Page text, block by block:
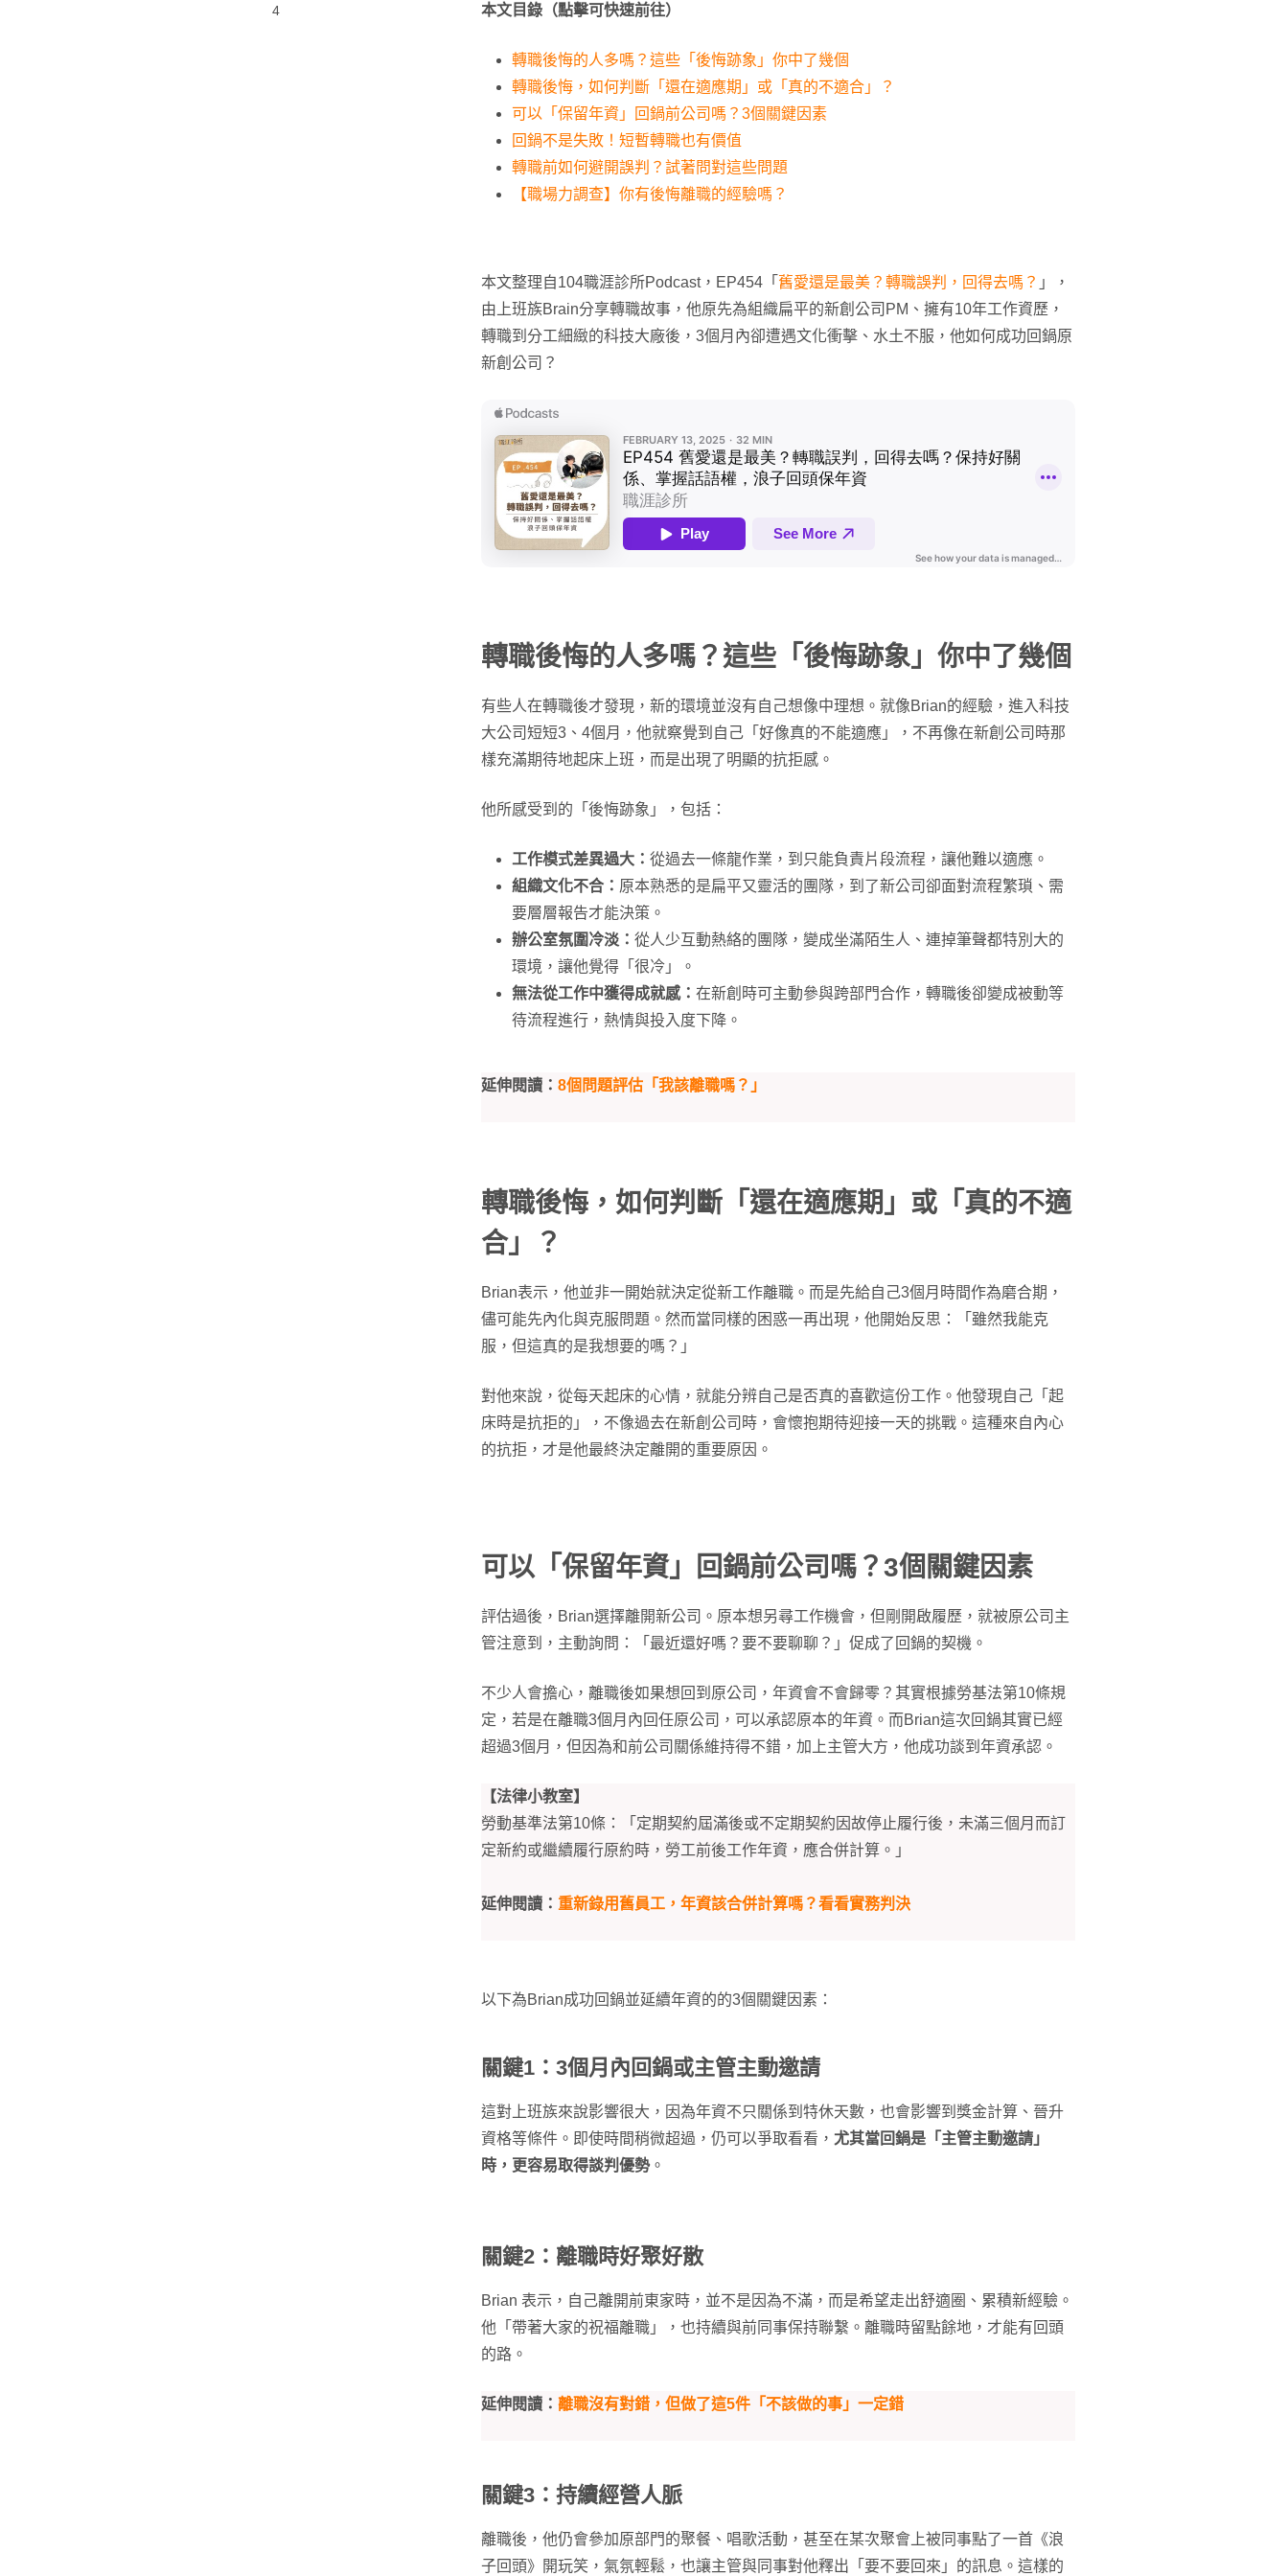
4 本文目錄（點擊可快速前往）
轉職後悔的人多嗎？這些「後悔跡象」你中了幾個
轉職後悔，如何判斷「還在適應期」或「真的不適合」？
可以「保留年資」回鍋前公司嗎？3個關鍵因素
回鍋不是失敗！短暫轉職也有價值
轉職前如何避開誤判？試著問對這些問題
【職場力調查】你有後悔離職的經驗嗎？
本文整理自104職涯診所Podcast，EP454「 舊愛還是最美？轉職誤判，回得去嗎？ 」，
由上班族Brain分享轉職故事，他原先為組織扁平的新創公司PM、擁有10年工作資歷，
轉職到分工細緻的科技大廠後，3個月內卻遭遇文化衝擊、水土不服，他如何成功回鍋原
新創公司？
轉職後悔的人多嗎？這些「後悔跡象」你中了幾個
有些人在轉職後才發現，新的環境並沒有自己想像中理想。就像Brian的經驗，進入科技
大公司短短3、4個月，他就察覺到自己「好像真的不能適應」，不再像在新創公司時那
樣充滿期待地起床上班，而是出現了明顯的抗拒感。
他所感受到的「後悔跡象」，包括：
工作模式差異過大： 從過去一條龍作業，到只能負責片段流程，讓他難以適應。
組織文化不合： 原本熟悉的是扁平又靈活的團隊，到了新公司卻面對流程繁瑣、需
要層層報告才能決策。
辦公室氛圍冷淡： 從人少互動熱絡的團隊，變成坐滿陌生人、連掉筆聲都特別大的
環境，讓他覺得「很冷」。
無法從工作中獲得成就感： 在新創時可主動參與跨部門合作，轉職後卻變成被動等
待流程進行，熱情與投入度下降。
延伸閱讀： 8個問題評估「我該離職嗎？」
轉職後悔，如何判斷「還在適應期」或「真的不適
合」？
Brian表示，他並非一開始就決定從新工作離職。而是先給自己3個月時間作為磨合期，
儘可能先內化與克服問題。然而當同樣的困惑一再出現，他開始反思：「雖然我能克
服，但這真的是我想要的嗎？」
對他來說，從每天起床的心情，就能分辨自己是否真的喜歡這份工作。他發現自己「起
床時是抗拒的」，不像過去在新創公司時，會懷抱期待迎接一天的挑戰。這種來自內心
的抗拒，才是他最終決定離開的重要原因。
可以「保留年資」回鍋前公司嗎？3個關鍵因素
評估過後，Brian選擇離開新公司。原本想另尋工作機會，但剛開啟履歷，就被原公司主
管注意到，主動詢問：「最近還好嗎？要不要聊聊？」促成了回鍋的契機。
不少人會擔心，離職後如果想回到原公司，年資會不會歸零？其實根據勞基法第10條規
定，若是在離職3個月內回任原公司，可以承認原本的年資。而Brian這次回鍋其實已經
超過3個月，但因為和前公司關係維持得不錯，加上主管大方，他成功談到年資承認。
【法律小教室】
勞動基準法第10條：「定期契約屆滿後或不定期契約因故停止履行後，未滿三個月而訂
定新約或繼續履行原約時，勞工前後工作年資，應合併計算。」
延伸閱讀： 重新錄用舊員工，年資該合併計算嗎？看看實務判決
以下為Brian成功回鍋並延續年資的的3個關鍵因素：
關鍵1：3個月內回鍋或主管主動邀請
這對上班族來說影響很大，因為年資不只關係到特休天數，也會影響到獎金計算、晉升
資格等條件。即使時間稍微超過，仍可以爭取看看， 尤其當回鍋是「主管主動邀請」
時，更容易取得談判優勢。
關鍵2：離職時好聚好散
Brian 表示，自己離開前東家時，並不是因為不滿，而是希望走出舒適圈、累積新經驗。
他「帶著大家的祝福離職」，也持續與前同事保持聯繫。離職時留點餘地，才能有回頭
的路。
延伸閱讀： 離職沒有對錯，但做了這5件「不該做的事」一定錯
關鍵3：持續經營人脈
離職後，他仍會參加原部門的聚餐、唱歌活動，甚至在某次聚會上被同事點了一首《浪
子回頭》開玩笑，氣氛輕鬆，也讓主管與同事對他釋出「要不要回來」的訊息。這樣的